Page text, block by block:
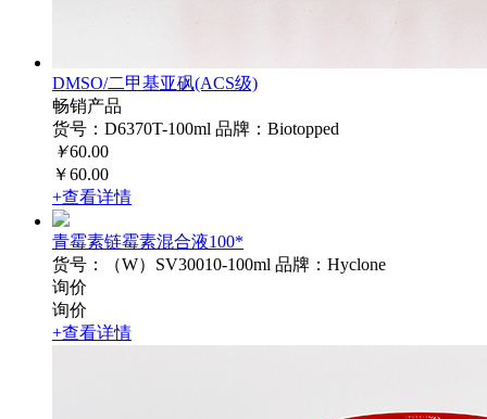
DMSO/二甲基亚砜(ACS级)
畅销产品
货号：D6370T-100ml 品牌：Biotopped
￥60.00
￥60.00
+查看详情
青霉素链霉素混合液100*
货号：（W）SV30010-100ml 品牌：Hyclone
询价
询价
+查看详情